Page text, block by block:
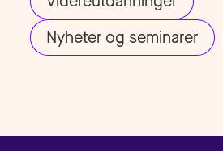
Nyheter og seminarer